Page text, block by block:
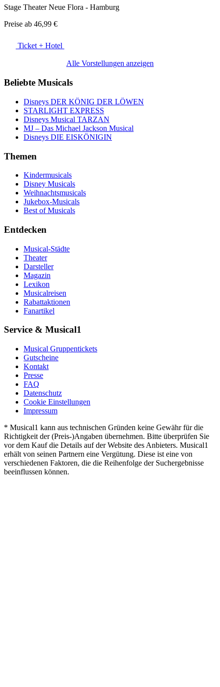
Stage Theater Neue Flora - Hamburg
Preise ab 46,99 €
Ticket + Hotel
Alle Vorstellungen anzeigen
Beliebte Musicals
Disneys DER KÖNIG DER LÖWEN
STARLIGHT EXPRESS
Disneys Musical TARZAN
MJ – Das Michael Jackson Musical
Disneys DIE EISKÖNIGIN
Themen
Kindermusicals
Disney Musicals
Weihnachtsmusicals
Jukebox-Musicals
Best of Musicals
Entdecken
Musical-Städte
Theater
Darsteller
Magazin
Lexikon
Musicalreisen
Rabattaktionen
Fanartikel
Service & Musical1
Musical Gruppentickets
Gutscheine
Kontakt
Presse
FAQ
Datenschutz
Cookie Einstellungen
Impressum
* Musical1 kann aus technischen Gründen keine Gewähr für die
Richtigkeit der (Preis-)Angaben übernehmen. Bitte überprüfen Sie
vor dem Kauf die Details auf der Website des Anbieters. Musical1
erhält von seinen Partnern eine Vergütung. Diese ist eine von
verschiedenen Faktoren, die die Reihenfolge der Suchergebnisse
beeinflussen können.